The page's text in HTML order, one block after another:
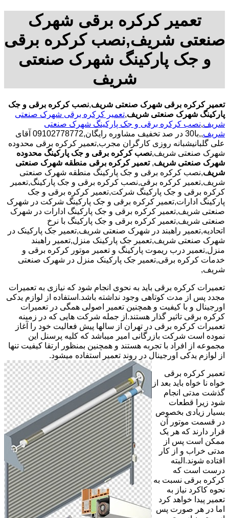
تعمیر کرکره برقی شهرک
صنعتی شریف,نصب کرکره برقی
و جک پارکینگ شهرک صنعتی
شریف
تعمیر کرکره برقی شهرک صنعتی شریف,نصب کرکره برقی و جک
پارکینگ شهرک صنعتی شریف,تعمیر کرکره برقی شهرک صنعتی
شریف,نصب کرکره برقی و جک پارکینگ شهرک صنعتی
شریف
,,با30 در صد تخفیف مشاوره رایگان,09102778772 آقای
علی گلبانیشبانه روزی کارگران مجرب,تعمیر کرکره برقی محدوده
شهرک صنعتی شریف,نصب کرکره برقی و جک پارکینگ محدوده
شهرک صنعتی شریف, تعمیر کرکره برقی منطقه شهرک صنعتی
شریف,نصب کرکره برقی و جک پارکینگ منطقه شهرک صنعتی
شریف,تعمیر کرکره برقی,نصب کرکره برقی و جک پارکینگ,تعمیر
کرکره برقی و جک پارکینگ شرکت,تعمیر کرکره برقی و جک
پارکینگ ادارات,تعمیر کرکره برقی و جک پارکینگ شرکت در شهرک
صنعتی شریف,تعمیر کرکره برقی و جک پارکینگ ادارات در شهرک
صنعتی شریف,تعمیر کرکره برقی و جک پارکینگ با نرخ
اتحادیه,تعمیر راهبند در شهرک صنعتی شریف,تعمیر جک پارکینک در
شهرک صنعتی شریف,تعمیر جک پارکینک منزل,تعمیر راهبند
منزل,تعمیر درب ریموت پارکینگ و تعمیر موتور کرکره برقی و
خدمات کرکره برقی,تعمیر جک پارکینک منزل در شهرک صنعتی
شریف,
تعمیرات کرکره برقی باید به نحوی انجام شود که نیازی به تعمیرات
مجدد پس از مدت کوتاهی وجود نداشته باشد.استفاده از لوازم یدکی
اورجینال و با کیفیت و همچنین تعمیر اصولی همگی در تعمیرات
کرکره برقی تاثیر گذار هستند.از جمله شرکت هایی که در زمینه
تعمیرات کرکره برقی در تهران از سالها پیش فعالیت خود را آغاز
نموده است شرکت بازرگانی امیر میباشد که کلیه پرسنل این
مجموعه از افراد با تجربه هستند و همچنین بمنظور ارتقا کیفیت تنها
از لوازم یدکی اورجینال در روند تعمیر استفاده میشود.
تعمیر کرکره برقی
خواه نا خواه باید بعد از
گذشت مدتی انجام
شود زیرا قطعات
بسیار زیادی بخصوص
در قسمت موتور آن
قرار دارند که هر یک
ممکن است پس از
مدتی خراب و از کار
افتاده شوند.البته
درست است که
کرکره برقی نسبت به
نحوه کاکرد نیاز به
تعمیر پیدا خواهد کرد
اما در هر صورت پس